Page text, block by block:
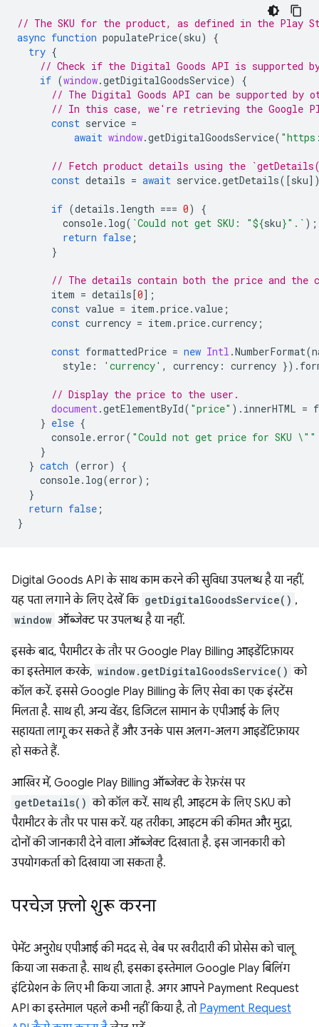
// The SKU for the product, as defined in the Play
async function populatePrice(sku)
{
try {
// Check if the Digital Goods API is supported
if (window.getDigitalGoodsService)
{
// The Digital Goods API can be supported by
// In this case, we're retrieving the Google
const service =
await window.getDigitalGoodsService(
// Fetch product details using the
const details = await service.getDetails([sku
if (details . length === 0)
{
console. log( `Could not get SKU: "${sku}".` );
return false ;
}
// The details contain both the price and the
item = details[0];
const value = item .price.value ;
const currency = item .price.currency ;
const formattedPrice = new Intl .NumberFormat(
style : 'currency' , currency : currency }).
// Display the price to the user.
document.getElementById( "price" ). innerHTML =
} else {
console. error( "Could not get price for SKU \""
}
} catch (error)
{
console. log(error);
}
return false ;
}
Digital Goods API के साथ काम करने की सुविधा उपलब्ध है या नहीं,
यह पता लगाने के लिए देखें कि getDigitalGoodsService() ,
window ऑब्जेक्ट पर उपलब्ध है या नहीं.
इसके बाद, पैरामीटर के तौर पर Google Play Billing आइडेंटिफ़ायर
का इस्तेमाल करके, window.getDigitalGoodsService() को
कॉल करें. इससे Google Play Billing के लिए सेवा का एक इंस्टेंस
मिलता है. साथ ही, अन्य वेंडर, डिजिटल सामान के एपीआई के लिए
सहायता लागू कर सकते हैं और उनके पास अलग-अलग आइडेंटिफ़ायर
हो सकते हैं.
आखिर में, Google Play Billing ऑब्जेक्ट के रेफ़रंस पर
getDetails() को कॉल करें. साथ ही, आइटम के लिए SKU को
पैरामीटर के तौर पर पास करें. यह तरीका, आइटम की कीमत और मुद्रा,
दोनों की जानकारी देने वाला ऑब्जेक्ट दिखाता है. इस जानकारी को
उपयोगकर्ता को दिखाया जा सकता है.
परचेज़ फ़्लो शुरू करना
पेमेंट अनुरोध एपीआई की मदद से, वेब पर खरीदारी की प्रोसेस को चालू
किया जा सकता है. साथ ही, इसका इस्तेमाल Google Play बिलिंग
इंटिग्रेशन के लिए भी किया जाता है. अगर आपने Payment Request
API का इस्तेमाल पहले कभी नहीं किया है, तो Payment Request